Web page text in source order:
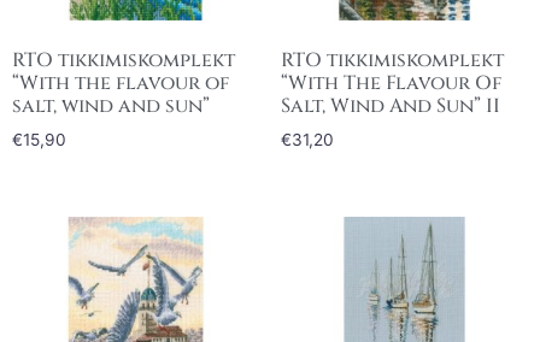
RTO tikkimiskomplekt
“With the flavour of
salt, wind and sun”
€15,90
RTO tikkimiskomplekt
“With The Flavour Of
Salt, Wind And Sun” II
€31,20